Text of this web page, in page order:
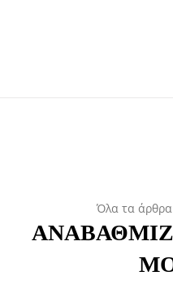
Όλα τα άρθρα